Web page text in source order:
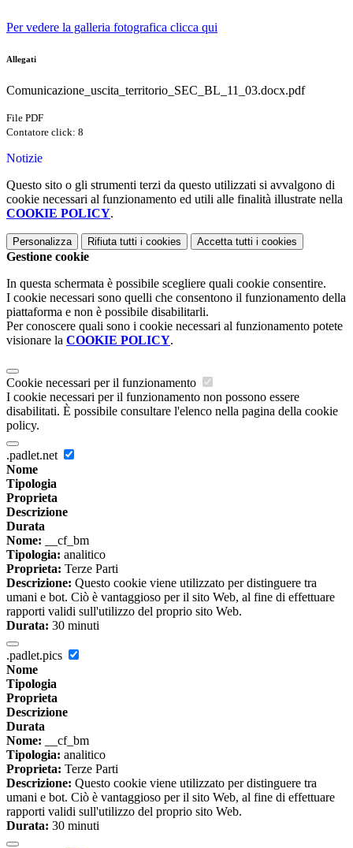
Per vedere la galleria fotografica clicca qui
Allegati
Comunicazione_uscita_territorio_SEC_BL_11_03.docx.pdf
File PDF
Contatore click: 8
Notizie
Questo sito o gli strumenti terzi da questo utilizzati si avvalgono di
cookie necessari al funzionamento ed utili alle finalità illustrate nella
COOKIE POLICY.
Personalizza Rifiuta tutti i cookies Accetta tutti i cookies
Gestione cookie
In questa schermata è possibile scegliere quali cookie consentire.
I cookie necessari sono quelli che consentono il funzionamento della
piattaforma e non è possibile disabilitarli.
Per conoscere quali sono i cookie necessari al funzionamento potete
visionare la COOKIE POLICY.
Cookie necessari per il funzionamento
I cookie necessari per il funzionamento non possono essere
disabilitati. È possibile consultare l'elenco nella pagina della cookie
policy.
.padlet.net
Nome
Tipologia
Proprieta
Descrizione
Durata
Nome: __cf_bm
Tipologia: analitico
Proprieta: Terze Parti
Descrizione: Questo cookie viene utilizzato per distinguere tra
umani e bot. Ciò è vantaggioso per il sito Web, al fine di effettuare
rapporti validi sull'utilizzo del proprio sito Web.
Durata: 30 minuti
.padlet.pics
Nome
Tipologia
Proprieta
Descrizione
Durata
Nome: __cf_bm
Tipologia: analitico
Proprieta: Terze Parti
Descrizione: Questo cookie viene utilizzato per distinguere tra
umani e bot. Ciò è vantaggioso per il sito Web, al fine di effettuare
rapporti validi sull'utilizzo del proprio sito Web.
Durata: 30 minuti